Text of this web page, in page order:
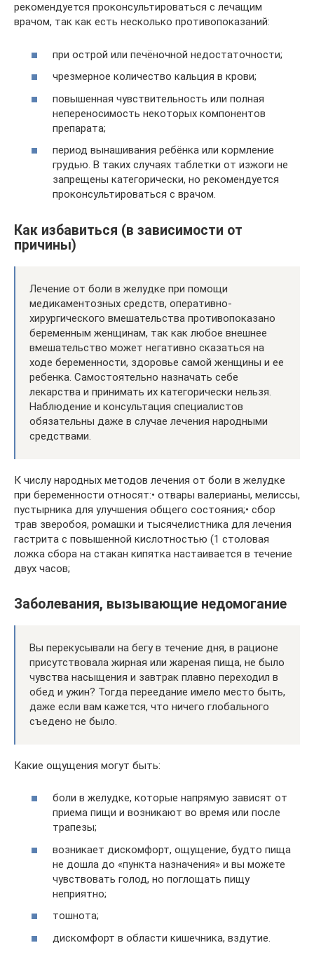
рекомендуется проконсультироваться с лечащим
врачом, так как есть несколько противопоказаний:
при острой или печёночной недостаточности;
чрезмерное количество кальция в крови;
повышенная чувствительность или полная
непереносимость некоторых компонентов
препарата;
период вынашивания ребёнка или кормление
грудью. В таких случаях таблетки от изжоги не
запрещены категорически, но рекомендуется
проконсультироваться с врачом.
Как избавиться (в зависимости от
причины)
Лечение от боли в желудке при помощи
медикаментозных средств, оперативно-
хирургического вмешательства противопоказано
беременным женщинам, так как любое внешнее
вмешательство может негативно сказаться на
ходе беременности, здоровье самой женщины и ее
ребенка. Самостоятельно назначать себе
лекарства и принимать их категорически нельзя.
Наблюдение и консультация специалистов
обязательны даже в случае лечения народными
средствами.
К числу народных методов лечения от боли в желудке
при беременности относят:• отвары валерианы, мелиссы,
пустырника для улучшения общего состояния;• сбор
трав зверобоя, ромашки и тысячелистника для лечения
гастрита с повышенной кислотностью (1 столовая
ложка сбора на стакан кипятка настаивается в течение
двух часов;
Заболевания, вызывающие недомогание
Вы перекусывали на бегу в течение дня, в рационе
присутствовала жирная или жареная пища, не было
чувства насыщения и завтрак плавно переходил в
обед и ужин? Тогда переедание имело место быть,
даже если вам кажется, что ничего глобального
съедено не было.
Какие ощущения могут быть:
боли в желудке, которые напрямую зависят от
приема пищи и возникают во время или после
трапезы;
возникает дискомфорт, ощущение, будто пища
не дошла до «пункта назначения» и вы можете
чувствовать голод, но поглощать пищу
неприятно;
тошнота;
дискомфорт в области кишечника, вздутие.